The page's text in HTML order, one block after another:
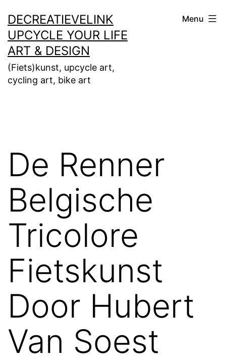
naar
de
inhoud
DECREATIEVELINK
UPCYCLE YOUR LIFE
ART & DESIGN
(Fiets)kunst, upcycle art,
cycling art, bike art
Menu
De Renner
Belgische
Tricolore
Fietskunst
Door Hubert
Van Soest